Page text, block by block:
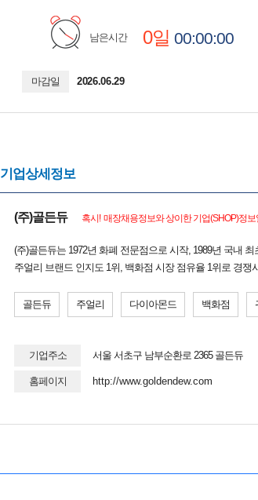
남은시간 0일 00:00:00
마감일 2026.06.29
기업상세정보
(주)골든듀 혹시! 매장채용정보와 상이한 기업(SHOP)정보
(주)골든듀는 1972년 화폐 전문점으로 시작, 1989년 국내
주얼리 브랜드 인지도 1위, 백화점 시장 점유율 1위로 경
골든듀 주얼리 다이아몬드 백화점
기업주소 서울 서초구 남부순환로 2365 골든듀
홈페이지 http://www.goldendew.com